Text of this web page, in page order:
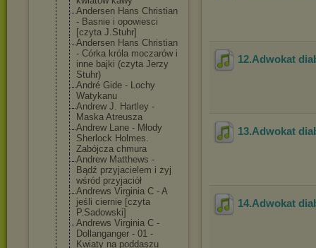
Andersen Hans Christian
- Basnie i opowiesci
[czyta J.Stuhr]
Andersen Hans Christian
- Córka króla moczarów i
inne bajki (czyta Jerzy
Stuhr)
André Gide - Lochy
Watykanu
Andrew J. Hartley -
Maska Atreusza
Andrew Lane - Młody
Sherlock Holmes.
Zabójcza chmura
Andrew Matthews -
Bądź przyjacielem i żyj
wśród przyjaciół
Andrews Virginia C - A
jeśli ciernie [czyta
P.Sadowski]
Andrews Virginia C -
Dollanganger - 01 -
Kwiaty na poddaszu
12.Adwokat
13.Adwokat
14.Adwokat